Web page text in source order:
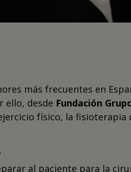
más frecuentes en
ello, desde Fundación
físico, la
al paciente para la